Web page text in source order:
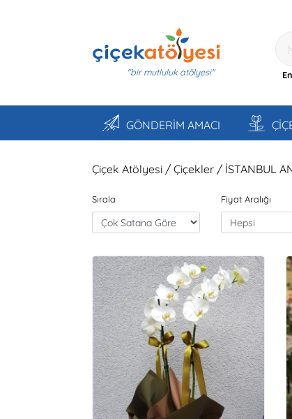
"bir mutluluk atölyesi"
GÖNDERİM AMACI
Çiçek Atölyesi / Çiçekler / İSTANBUL
Sırala Fiyat Aralığı